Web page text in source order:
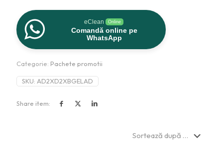
eClean Online
Comandă online pe
WhatsApp
Categorie: Pachete promotii
SKU: AD2XD2XBGELAD
Share item: